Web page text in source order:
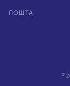
ПОШТА
©